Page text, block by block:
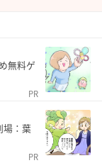
無料ゲ
PR
場：葉
PR